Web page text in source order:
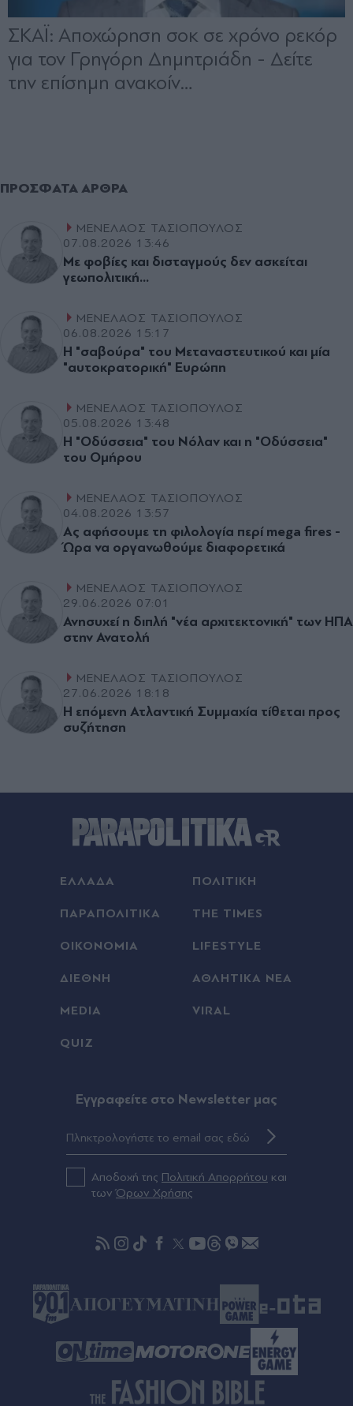
ΠΡΌΣΦΑΤΑ ΆΡΘΡΑ
ΜΕΝΕΛΑΟΣ ΤΑΣΙΟΠΟΥΛΟΣ
07.08.2026 13:46
Με φοβίες και δισταγµούς δεν ασκείται
γεωπολιτική...
ΜΕΝΕΛΑΟΣ ΤΑΣΙΟΠΟΥΛΟΣ
06.08.2026 15:17
Η "σαβούρα" του Μεταναστευτικού και µία
"αυτοκρατορική" Ευρώπη
ΜΕΝΕΛΑΟΣ ΤΑΣΙΟΠΟΥΛΟΣ
05.08.2026 13:48
Η "Οδύσσεια" του Νόλαν και η "Οδύσσεια"
του Οµήρου
ΜΕΝΕΛΑΟΣ ΤΑΣΙΟΠΟΥΛΟΣ
04.08.2026 13:57
Ας αφήσουµε τη φιλολογία περί mega fires -
Ώρα να οργανωθούµε διαφορετικά
ΜΕΝΕΛΑΟΣ ΤΑΣΙΟΠΟΥΛΟΣ
29.06.2026 07:01
Ανησυχεί η διπλή "νέα αρχιτεκτονική" των ΗΠΑ
στην Ανατολή
ΜΕΝΕΛΑΟΣ ΤΑΣΙΟΠΟΥΛΟΣ
27.06.2026 18:18
Η επόµενη Ατλαντική Συµµαχία τίθεται προς
συζήτηση
ΕΛΛΑΔΑ ΠΟΛΙΤΙΚΗ
ΠΑΡΑΠΟΛΙΤΙΚΑ THE TIMES
ΟΙΚΟΝΟΜΙΑ LIFESTYLE
ΔΙΕΘΝΗ ΑΘΛΗΤΙΚΑ ΝΕΑ
MEDIA VIRAL
QUIZ
Eγγραφείτε στο Newsletter μας
Αποδοχή της Πολιτική Απορρήτου και
τωνΌρων Χρήσης